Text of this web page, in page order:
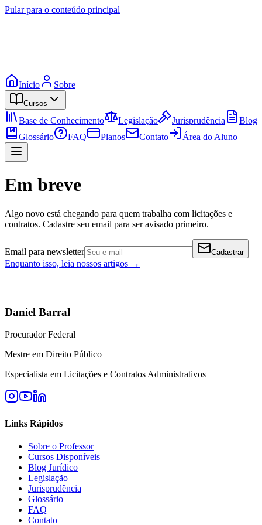
Pular para o conteúdo principal
Início Sobre
Cursos
Base de Conhecimento Legislação Jurisprudência
Blog
Glossário
FAQ Planos Contato Área do Aluno
Em breve
Algo novo está chegando para quem trabalha com licitações e
contratos. Cadastre seu email para ser avisado primeiro.
Email para newsletter Cadastrar
Enquanto isso, leia nossos artigos →
Daniel Barral
Procurador Federal
Mestre em Direito Público
Especialista em Licitações e Contratos Administrativos
Links Rápidos
Sobre o Professor
Cursos Disponíveis
Blog Jurídico
Legislação
Jurisprudência
Glossário
FAQ
Contato